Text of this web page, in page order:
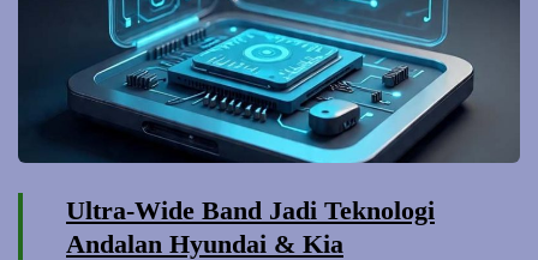
Ultra-Wide Band Jadi Teknologi
Andalan Hyundai & Kia